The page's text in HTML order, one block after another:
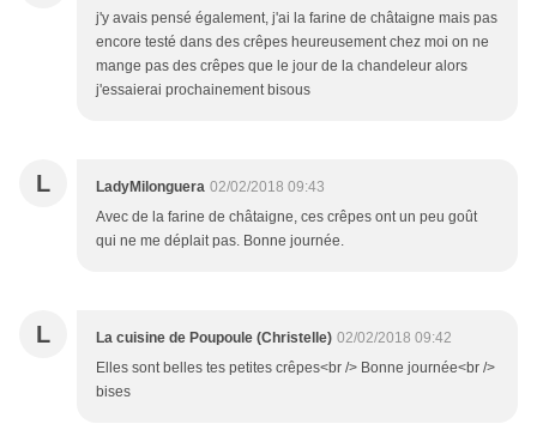
j'y avais pensé également, j'ai la farine de châtaigne mais pas
encore testé dans des crêpes heureusement chez moi on ne
mange pas des crêpes que le jour de la chandeleur alors
j'essaierai prochainement bisous
L LadyMilonguera 02/02/2018 09:43
Avec de la farine de châtaigne, ces crêpes ont un peu goût
qui ne me déplait pas. Bonne journée.
L La cuisine de Poupoule (Christelle) 02/02/2018 09:42
Elles sont belles tes petites crêpes<br /> Bonne journée<br />
bises